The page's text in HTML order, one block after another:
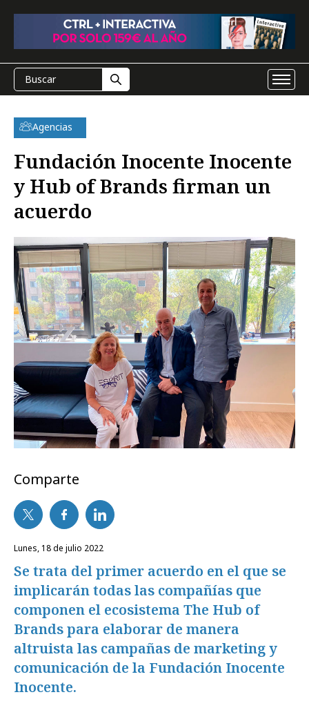
Agencias
Fundación Inocente Inocente
y Hub of Brands firman un
acuerdo
Comparte
lunes, 18 de julio 2022
Se trata del primer acuerdo en el que se
implicarán todas las compañías que
componen el ecosistema The Hub of
Brands para elaborar de manera
altruista las campañas de marketing y
comunicación de la Fundación Inocente
Inocente.